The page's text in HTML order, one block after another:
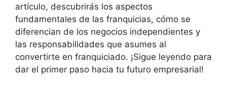
artículo, descubrirás los aspectos
fundamentales de las franquicias, cómo se
diferencian de los negocios independientes y
las responsabilidades que asumes al
convertirte en franquiciado. ¡Sigue leyendo para
dar el primer paso hacia tu futuro empresarial!